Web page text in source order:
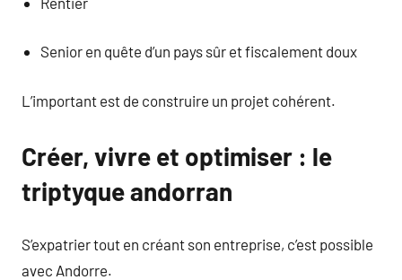
Senior en quête d’un pays sûr et fiscalement doux
L’important est de construire un projet cohérent.
Créer, vivre et optimiser : le
triptyque andorran
S’expatrier tout en créant son entreprise, c’est possible
avec Andorre.